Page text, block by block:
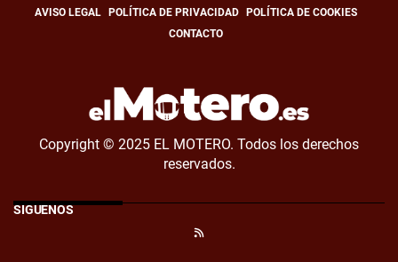
AVISO LEGAL POLÍTICA DE PRIVACIDAD
POLÍTICA DE COOKIES
CONTACTO
Copyright © 2025 EL MOTERO. Todos los derechos
reservados.
SÍGUENOS